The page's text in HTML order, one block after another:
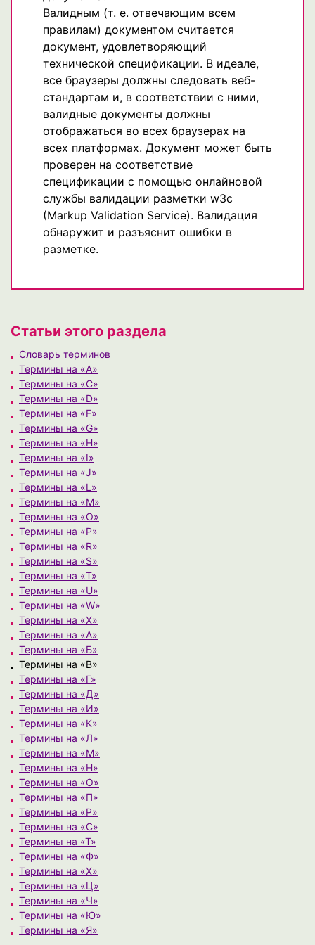
Валидным (т. е. отвечающим всем
правилам) документом считается
документ, удовлетворяющий
технической спецификации. В идеале,
все браузеры должны следовать веб-
стандартам и, в соответствии с ними,
валидные документы должны
отображаться во всех браузерах на
всех платформах. Документ может быть
проверен на соответствие
спецификации с помощью онлайновой
службы валидации разметки w3c
(Markup Validation Service). Валидация
обнаружит и разъяснит ошибки в
разметке.
Статьи этого раздела
Cловарь терминов
Термины на «A»
Термины на «C»
Термины на «D»
Термины на «F»
Термины на «G»
Термины на «H»
Термины на «I»
Термины на «J»
Термины на «L»
Термины на «M»
Термины на «O»
Термины на «P»
Термины на «R»
Термины на «S»
Термины на «T»
Термины на «U»
Термины на «W»
Термины на «X»
Термины на «А»
Термины на «Б»
Термины на «В»
Термины на «Г»
Термины на «Д»
Термины на «И»
Термины на «К»
Термины на «Л»
Термины на «М»
Термины на «Н»
Термины на «О»
Термины на «П»
Термины на «Р»
Термины на «С»
Термины на «Т»
Термины на «Ф»
Термины на «Х»
Термины на «Ц»
Термины на «Ч»
Термины на «Ю»
Термины на «Я»